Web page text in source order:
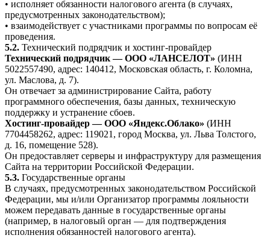
• исполняет обязанности налогового агента (в случаях,
предусмотренных законодательством);
• взаимодействует с участниками программы по вопросам её
проведения.
5.2. Технический подрядчик и хостинг-провайдер
Технический подрядчик — ООО «ЛАНСЕЛОТ» (ИНН
5022557490, адрес: 140412, Московская область, г. Коломна,
ул. Маслова, д. 7).
Он отвечает за администрирование Сайта, работу
программного обеспечения, базы данных, техническую
поддержку и устранение сбоев.
Хостинг-провайдер — ООО «Яндекс.Облако» (ИНН
7704458262, адрес: 119021, город Москва, ул. Льва Толстого,
д. 16, помещение 528).
Он предоставляет серверы и инфраструктуру для размещения
Сайта на территории Российской Федерации.
5.3. Государственные органы
В случаях, предусмотренных законодательством Российской
Федерации, мы и/или Организатор программы лояльности
можем передавать данные в государственные органы
(например, в налоговый орган — для подтверждения
исполнения обязанностей налогового агента).